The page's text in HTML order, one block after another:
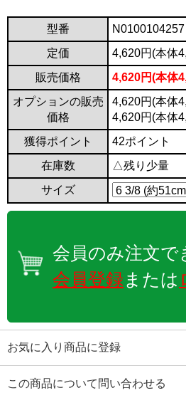
型番
N0100104257
定価
4,620円(本体
販売価格
4,620円(本体
オプションの販売
価格
4,620円(本体
4,620円(本体
獲得ポイント
42ポイント
在庫数
△残り少量
サイズ
会員のみ注文で
会員登録または
お気に入り商品に登録
この商品について問い合わせる